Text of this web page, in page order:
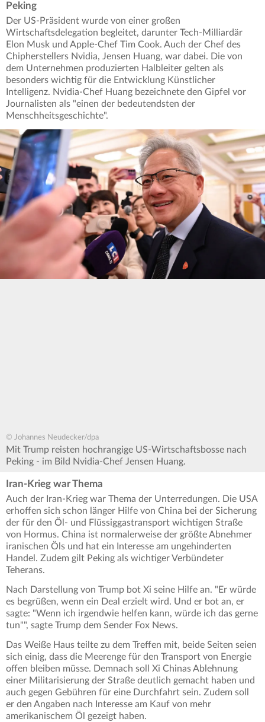
Peking
Der US-Präsident wurde von einer großen
Wirtschaftsdelegation begleitet, darunter Tech-Milliardär
Elon Musk und Apple-Chef Tim Cook. Auch der Chef des
Chipherstellers Nvidia, Jensen Huang, war dabei. Die von
dem Unternehmen produzierten Halbleiter gelten als
besonders wichtig für die Entwicklung Künstlicher
Intelligenz. Nvidia-Chef Huang bezeichnete den Gipfel vor
Journalisten als "einen der bedeutendsten der
Menschheitsgeschichte".
© Johannes Neudecker/dpa
Mit Trump reisten hochrangige US-Wirtschaftsbosse nach
Peking - im Bild Nvidia-Chef Jensen Huang.
Iran-Krieg war Thema
Auch der Iran-Krieg war Thema der Unterredungen. Die USA
erhoffen sich schon länger Hilfe von China bei der Sicherung
der für den Öl- und Flüssiggastransport wichtigen Straße
von Hormus. China ist normalerweise der größte Abnehmer
iranischen Öls und hat ein Interesse am ungehinderten
Handel. Zudem gilt Peking als wichtiger Verbündeter
Teherans.
Nach Darstellung von Trump bot Xi seine Hilfe an. "Er würde
es begrüßen, wenn ein Deal erzielt wird. Und er bot an, er
sagte: "Wenn ich irgendwie helfen kann, würde ich das gerne
tun"", sagte Trump dem Sender Fox News.
Das Weiße Haus teilte zu dem Treffen mit, beide Seiten seien
sich einig, dass die Meerenge für den Transport von Energie
offen bleiben müsse. Demnach soll Xi Chinas Ablehnung
einer Militarisierung der Straße deutlich gemacht haben und
auch gegen Gebühren für eine Durchfahrt sein. Zudem soll
er den Angaben nach Interesse am Kauf von mehr
amerikanischem Öl gezeigt haben.